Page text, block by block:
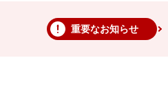
重要なお知らせ